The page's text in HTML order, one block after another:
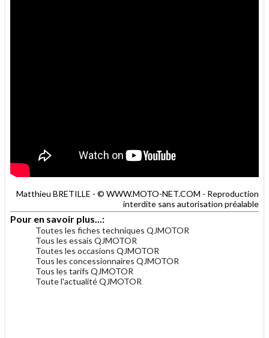
Matthieu BRETILLE - © WWW.MOTO-NET.COM - Reproduction
interdite sans autorisation préalable
Pour en savoir plus...:
Toutes les fiches techniques QJMOTOR
Tous les essais QJMOTOR
Toutes les occasions QJMOTOR
Tous les concessionnaires QJMOTOR
Tous les tarifs QJMOTOR
Toute l'actualité QJMOTOR